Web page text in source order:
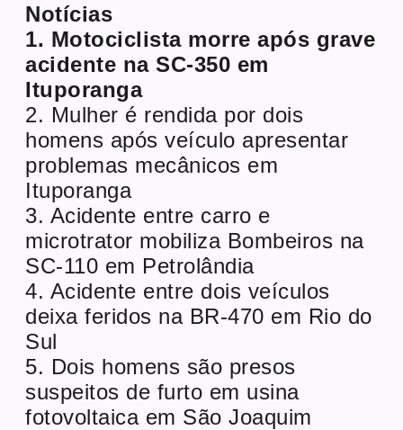
Notícias
1. Motociclista morre após grave
acidente na SC-350 em
Ituporanga
2. Mulher é rendida por dois
homens após veículo apresentar
problemas mecânicos em
Ituporanga
3. Acidente entre carro e
microtrator mobiliza Bombeiros na
SC-110 em Petrolândia
4. Acidente entre dois veículos
deixa feridos na BR-470 em Rio do
Sul
5. Dois homens são presos
suspeitos de furto em usina
fotovoltaica em São Joaquim